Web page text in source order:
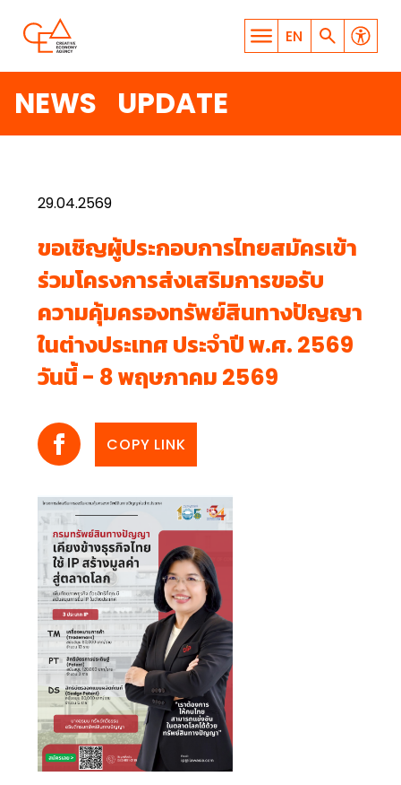
EN
WHAT ARE YOU LOOKING
FOR?
SEARCH
NEWS UPDATE
29.04.2569
ขอเชิญผู้ประกอบการไทยสมัครเข้า
ร่วมโครงการส่งเสริมการขอรับ
ความคุ้มครองทรัพย์สินทางปัญญา
ในต่างประเทศ ประจำปี พ.ศ. 2569
วันนี้ - 8 พฤษภาคม 2569
COPY LINK